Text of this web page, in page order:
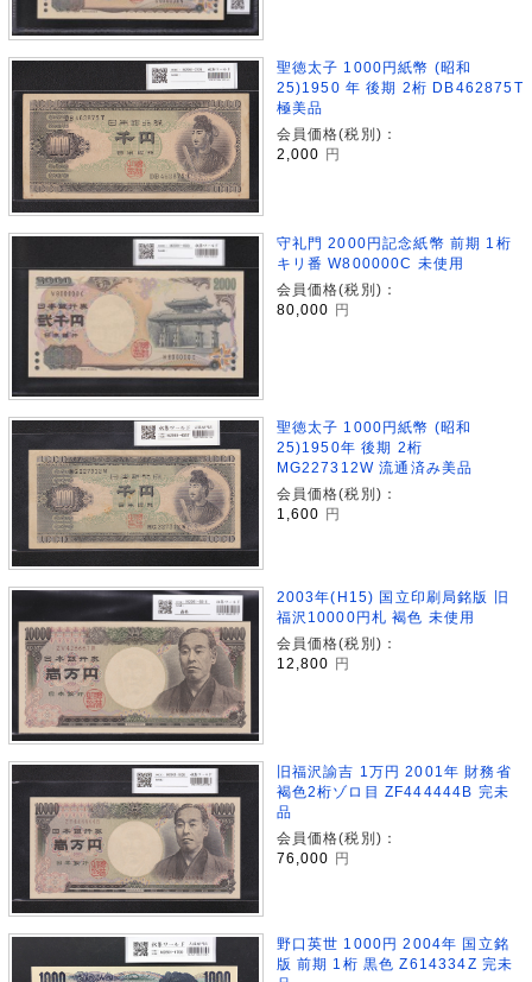
聖徳太子 1000円紙幣 (昭和
25)1950 年 後期 2桁 DB462875T
極美品
会員価格(税別)：
2,000 円
守礼門 2000円記念紙幣 前期 1桁
キリ番 W800000C 未使用
会員価格(税別)：
80,000 円
聖徳太子 1000円紙幣 (昭和
25)1950年 後期 2桁
MG227312W 流通済み美品
会員価格(税別)：
1,600 円
2003年(H15) 国立印刷局銘版 旧
福沢10000円札 褐色 未使用
会員価格(税別)：
12,800
円
旧福沢諭吉 1万円 2001年 財務省
褐色2桁ゾロ目 ZF444444B 完未
品
会員価格(税別)：
76,000 円
野口英世 1000円 2004年 国立銘
版 前期 1桁 黒色 Z614334Z 完未